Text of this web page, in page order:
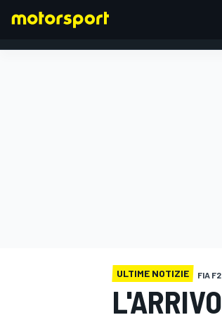
ULTIME NOTIZIE FIA F2